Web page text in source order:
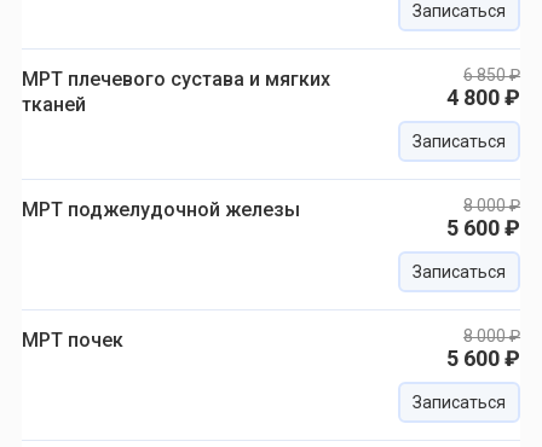
Записаться
МРТ плечевого сустава и мягких
тканей
6 850 ₽
4 800 ₽
Записаться
МРТ поджелудочной железы 8 000 ₽
5 600 ₽
Записаться
МРТ почек 8 000 ₽
5 600 ₽
Записаться